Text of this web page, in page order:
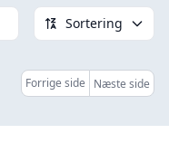
Sortering
Forrige side Næste side